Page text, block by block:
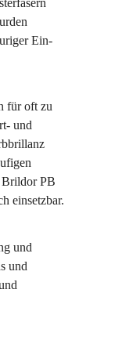
Ein-
für oft zu
und
Brildor PB
einsetzbar.
und
und